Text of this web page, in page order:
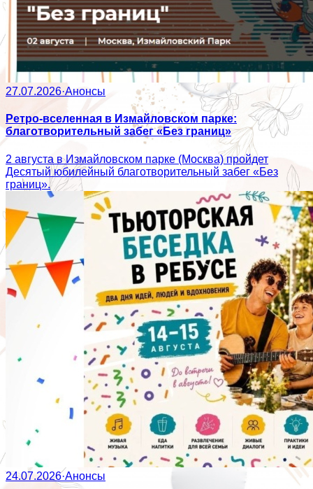
27.07.2026·Анонсы
Ретро-вселенная в Измайловском парке:
благотворительный забег «Без границ»
2 августа в Измайловском парке (Москва) пройдет
Десятый юбилейный благотворительный забег «Без
границ».
24.07.2026·Анонсы